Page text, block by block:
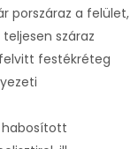
porszáraz a felület,
száraz
festékréteg